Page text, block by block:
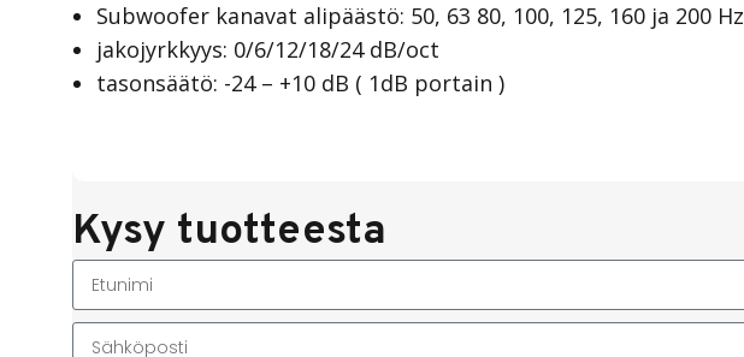
Subwoofer kanavat alipäästö: 50, 63 80, 100, 125, 160 ja 200 Hz
jakojyrkkyys: 0/6/12/18/24 dB/oct
tasonsäätö: -24 – +10 dB ( 1dB portain )
Kysy tuotteesta